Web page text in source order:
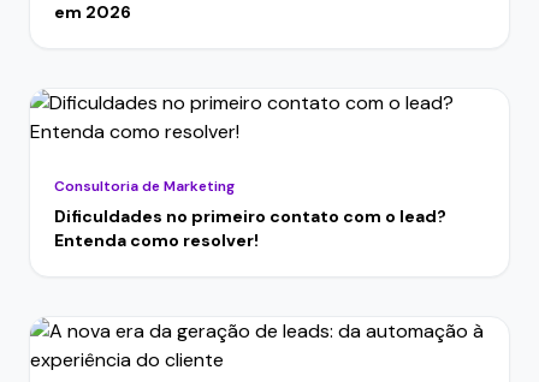
em 2026
Consultoria de Marketing
Dificuldades no primeiro contato com o lead?
Entenda como resolver!